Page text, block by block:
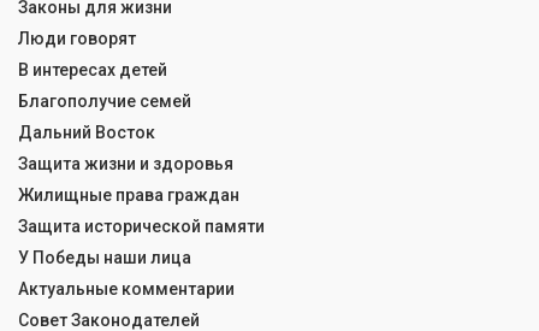
Законы для жизни
Люди говорят
В интересах детей
Благополучие семей
Дальний Восток
Защита жизни и здоровья
Жилищные права граждан
Защита исторической памяти
У Победы наши лица
Актуальные комментарии
Совет Законодателей